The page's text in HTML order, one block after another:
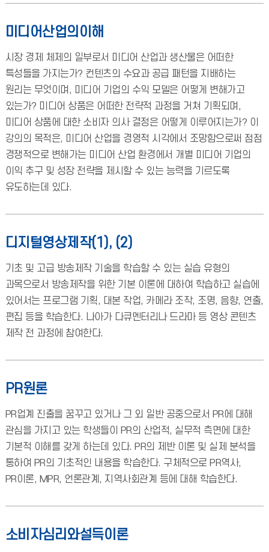
미디어산업의이해
시장 경제 체제의 일부로서 미디어 산업과 생산물은 어떠한
특성들을 가지는가? 컨텐츠의 수요과 공급 패턴을 지배하는
원리는 무엇이며, 미디어 기업의 수익 모델은 어떻게 변해가고
있는가? 미디어 상품은 어떠한 전략적 과정을 거쳐 기획되며,
미디어 상품에 대한 소비자 의사 결정은 어떻게 이루어지는가? 이
강의의 목적은, 미디어 산업을 경영적 시각에서 조망함으로써 점점
경쟁적으로 변해가는 미디어 산업 환경에서 개별 미디어 기업의
이익 추구 및 성장 전략을 제시할 수 있는 능력을 기르도록
유도하는데 있다.
디지털영상제작(1), (2)
기초 및 고급 방송제작 기술을 학습할 수 있는 실습 유형의
과목으로서 방송제작을 위한 기본 이론에 대하여 학습하고 실습에
있어서는 프로그램 기획, 대본 작업, 카메라 조작, 조명, 음향, 연출,
편집 등을 학습한다. 나아가 다큐멘터리나 드라마 등 영상 콘텐츠
제작 전 과정에 참여한다.
PR원론
PR업계 진출을 꿈꾸고 있거나 그 외 일반 공중으로서 PR에 대해
관심을 가지고 있는 학생들이 PR의 산업적, 실무적 측면에 대한
기본적 이해를 갖게 하는데 있다. PR의 제반 이론 및 실제 분석을
통하여 PR의 기초적인 내용을 학습한다. 구체적으로 PR역사,
PR이론, MPR, 언론관계, 지역사회관계 등에 대해 학습한다.
소비자심리와설득이론